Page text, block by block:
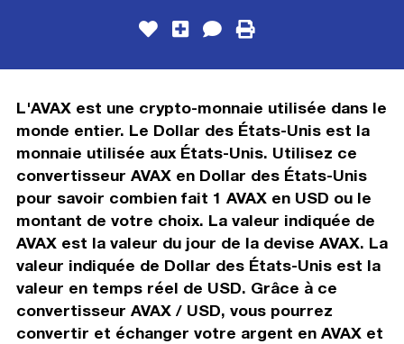
L'AVAX est une crypto-monnaie utilisée dans le
monde entier. Le Dollar des États-Unis est la
monnaie utilisée aux États-Unis. Utilisez ce
convertisseur AVAX en Dollar des États-Unis
pour savoir combien fait 1 AVAX en USD ou le
montant de votre choix. La valeur indiquée de
AVAX est la valeur du jour de la devise AVAX. La
valeur indiquée de Dollar des États-Unis est la
valeur en temps réel de USD. Grâce à ce
convertisseur AVAX / USD, vous pourrez
convertir et échanger votre argent en AVAX et